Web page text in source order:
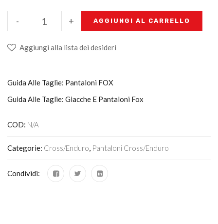
+
- AGGIUNGI AL CARRELLO
Aggiungi alla lista dei desideri
Guida Alle Taglie: Pantaloni FOX
Guida Alle Taglie: Giacche E Pantaloni Fox
COD: N/A
Categorie: Cross/Enduro, Pantaloni Cross/enduro
Condividi: